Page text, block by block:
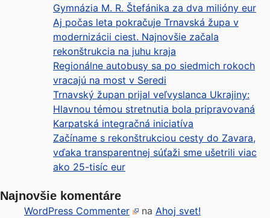
Gymnázia M. R. Štefánika za dva milióny eur
Aj počas leta pokračuje Trnavská župa v
modernizácii ciest. Najnovšie začala
rekonštrukcia na juhu kraja
Regionálne autobusy sa po siedmich rokoch
vracajú na most v Seredi
Trnavský župan prijal veľvyslanca Ukrajiny:
Hlavnou témou stretnutia bola pripravovaná
Karpatská integračná iniciatíva
Začíname s rekonštrukciou cesty do Zavara,
vďaka transparentnej súťaži sme ušetrili viac
ako 25-tisíc eur
Najnovšie komentáre
WordPress Commenter na Ahoj svet!